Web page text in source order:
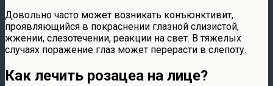
Довольно часто может возникать конъюнктивит,
проявляющийся в покраснении глазной слизистой,
жжении, слезотечении, реакции на свет. В тяжелых
случаях поражение глаз может перерасти в слепоту.
Как лечить розацеа на лице?